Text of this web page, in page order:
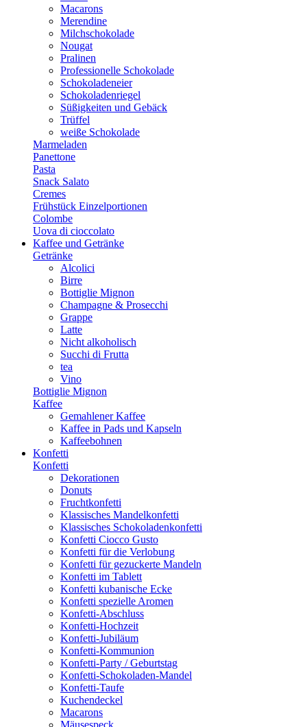
Macarons
Merendine
Milchschokolade
Nougat
Pralinen
Professionelle Schokolade
Schokoladeneier
Schokoladenriegel
Süßigkeiten und Gebäck
Trüffel
weiße Schokolade
Marmeladen
Panettone
Pasta
Snack Salato
Cremes
Frühstück Einzelportionen
Colombe
Uova di cioccolato
Kaffee und Getränke
Getränke
Alcolici
Birre
Bottiglie Mignon
Champagne & Prosecchi
Grappe
Latte
Nicht alkoholisch
Succhi di Frutta
tea
Vino
Bottiglie Mignon
Kaffee
Gemahlener Kaffee
Kaffee in Pads und Kapseln
Kaffeebohnen
Konfetti
Konfetti
Dekorationen
Donuts
Fruchtkonfetti
Klassisches Mandelkonfetti
Klassisches Schokoladenkonfetti
Konfetti Ciocco Gusto
Konfetti für die Verlobung
Konfetti für gezuckerte Mandeln
Konfetti im Tablett
Konfetti kubanische Ecke
Konfetti spezielle Aromen
Konfetti-Abschluss
Konfetti-Hochzeit
Konfetti-Jubiläum
Konfetti-Kommunion
Konfetti-Party / Geburtstag
Konfetti-Schokoladen-Mandel
Konfetti-Taufe
Kuchendeckel
Macarons
Mäusespeck